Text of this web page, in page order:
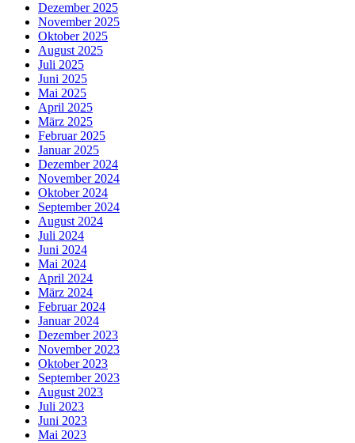
Dezember 2025
November 2025
Oktober 2025
August 2025
Juli 2025
Juni 2025
Mai 2025
April 2025
März 2025
Februar 2025
Januar 2025
Dezember 2024
November 2024
Oktober 2024
September 2024
August 2024
Juli 2024
Juni 2024
Mai 2024
April 2024
März 2024
Februar 2024
Januar 2024
Dezember 2023
November 2023
Oktober 2023
September 2023
August 2023
Juli 2023
Juni 2023
Mai 2023